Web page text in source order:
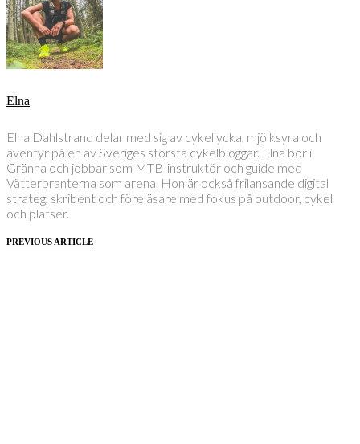
Elna
Elna Dahlstrand delar med sig av cykellycka, mjölksyra och
äventyr på en av Sveriges största cykelbloggar. Elna bor i
Gränna och jobbar som MTB-instruktör och guide med
Vätterbranterna som arena. Hon är också frilansande digital
strateg, skribent och föreläsare med fokus på outdoor, cykel
och platser.
PREVIOUS ARTICLE